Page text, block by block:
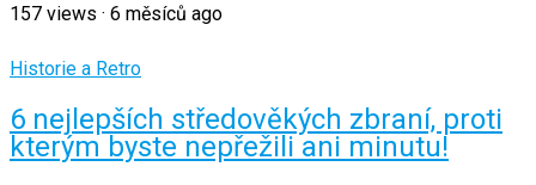
157 views · 6 měsíců ago
Historie a Retro
6 nejlepších středověkých zbraní, proti
kterým byste nepřežili ani minutu!